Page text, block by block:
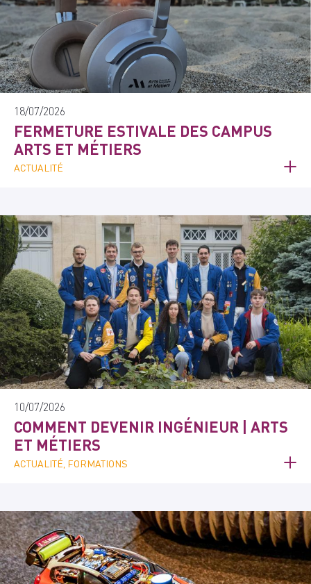
18/07/2026
FERMETURE ESTIVALE DES CAMPUS
ARTS ET MÉTIERS
ACTUALITÉ
10/07/2026
COMMENT DEVENIR INGÉNIEUR | ARTS
ET MÉTIERS
ACTUALITÉ, FORMATIONS